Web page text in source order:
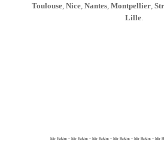
Toulouse, Nice, Nantes, Montpellier,
Lille
Idir Hakim – Idir Hakim – Idir Hakim – Idir Hakim – Idir Hakim – Idir